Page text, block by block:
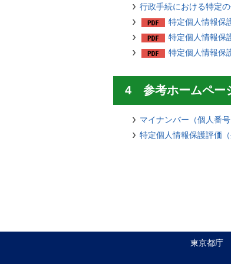
行政手続における特定
特定個人情報保
特定個人情報保
特定個人情報保
4 参考ホームペー
マイナンバー（個人番
特定個人情報保護評価
東京都庁